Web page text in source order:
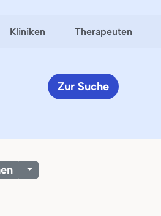
Kliniken Therapeuten
Zur Suche